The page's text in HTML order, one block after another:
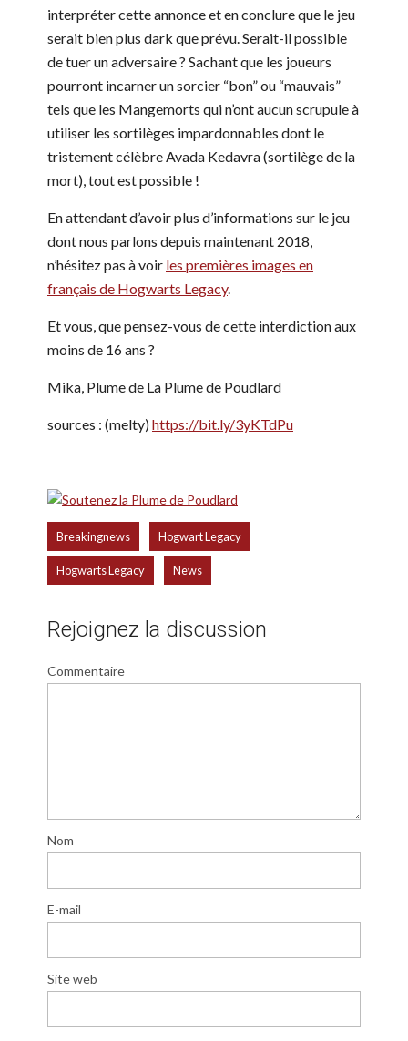
interpréter cette annonce et en conclure que le jeu
serait bien plus dark que prévu. Serait-il possible
de tuer un adversaire ? Sachant que les joueurs
pourront incarner un sorcier “bon” ou “mauvais”
tels que les Mangemorts qui n’ont aucun scrupule à
utiliser les sortilèges impardonnables dont le
tristement célèbre Avada Kedavra (sortilège de la
mort), tout est possible !
En attendant d’avoir plus d’informations sur le jeu
dont nous parlons depuis maintenant 2018,
n’hésitez pas à voir les premières images en
français de Hogwarts Legacy.
Et vous, que pensez-vous de cette interdiction aux
moins de 16 ans ?
Mika, Plume de La Plume de Poudlard
sources : (melty)https://bit.ly/3yKTdPu
Breakingnews Hogwart Legacy
Hogwarts Legacy News
Rejoignez la discussion
Commentaire
Nom
E-mail
Site web